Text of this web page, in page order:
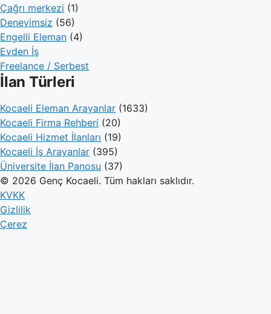
Çağrı merkezi (1)
Deneyimsiz (56)
Engelli Eleman (4)
Evden İş
Freelance / Serbest
İlan Türleri
Kocaeli Eleman Arayanlar (1633)
Kocaeli Firma Rehberi (20)
Kocaeli Hizmet İlanları (19)
Kocaeli İş Arayanlar (395)
Üniversite İlan Panosu (37)
© 2026 Genç Kocaeli. Tüm hakları saklıdır.
KVKK
Gizlilik
Çerez